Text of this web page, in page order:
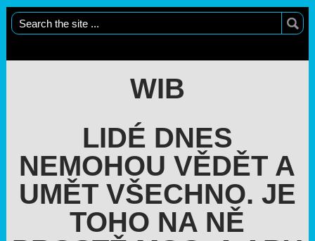
WIB
LIDÉ DNES
NEMOHOU VĚDĚT A
UMĚT VŠECHNO. JE
TOHO NA NĚ